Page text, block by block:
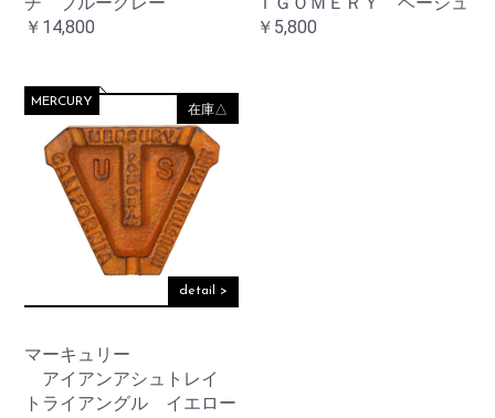
￥14,800 ￥5,800
在庫△
detail >
マーキュリー
アイアンアシュトレイ
トライアングル イエロー
MERCURY